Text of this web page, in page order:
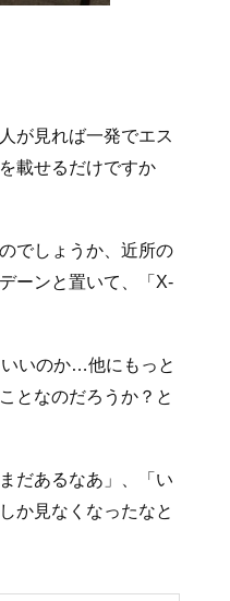
が見れば一発でエス
載せるだけですか
でしょうか、近所の
ーンと置いて、「X-
いのか…他にもっと
となのだろうか？と
だあるなあ」、「い
か見なくなったなと